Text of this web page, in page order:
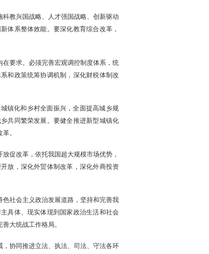
教兴国战略、人才强国战略、创新驱动
体系整体效能。要深化教育综合改革，
要求。必须完善宏观调控制度体系，统
和政策统筹协调机制，深化财税体制改
镇化和乡村全面振兴，全面提高城乡规
共同繁荣发展。要健全推进新型城镇化
。
促改革，依托我国超大规模市场优势，
放，深化外贸体制改革，深化外商投资
社会主义政治发展道路，坚持和完善我
具体、现实体现到国家政治生活和社会
大统战工作格局。
协同推进立法、执法、司法、守法各环